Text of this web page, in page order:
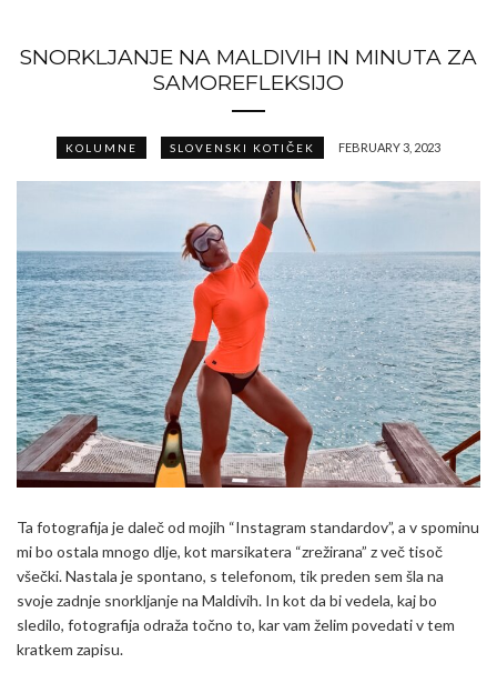
SNORKLJANJE NA MALDIVIH IN MINUTA ZA
SAMOREFLEKSIJO
KOLUMNE SLOVENSKI KOTIČEK FEBRUARY 3, 2023
Ta fotografija je daleč od mojih “Instagram standardov”, a v spominu
mi bo ostala mnogo dlje, kot marsikatera “zrežirana” z več tisoč
všečki. Nastala je spontano, s telefonom, tik preden sem šla na
svoje zadnje snorkljanje na Maldivih. In kot da bi vedela, kaj bo
sledilo, fotografija odraža točno to, kar vam želim povedati v tem
kratkem zapisu.